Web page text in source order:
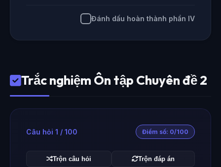
Đánh dấu hoàn thành phần IV
Trắc nghiệm Ôn tập Chuyên đề 2
Câu hỏi 1 / 100 Điểm số: 0/100
Trộn câu hỏi Trộn đáp án